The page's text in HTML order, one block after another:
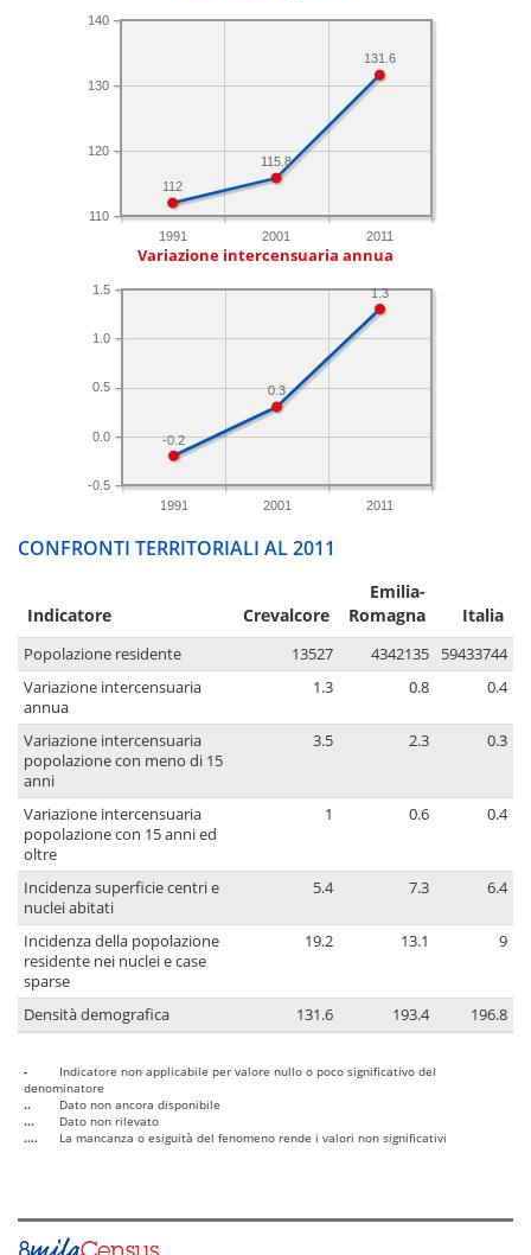
1991 2001 2011
110
120
130
140
131.6
115.8
112
Variazione intercensuaria annua
1991 2001 2011
-0.5
0.0
0.5
1.0
1.5 1.3
0.3
-0.2
CONFRONTI TERRITORIALI AL 2011
Indicatore Crevalcore
Emilia-
Romagna
Italia
Popolazione residente 13527 4342135
59433744
Variazione intercensuaria
annua
1.3 0.8 0.4
Variazione intercensuaria
popolazione con meno di 15
anni
3.5 2.3 0.3
Variazione intercensuaria
popolazione con 15 anni ed
oltre
1 0.6 0.4
Incidenza superficie centri e
nuclei abitati
5.4 7.3 6.4
Incidenza della popolazione
residente nei nuclei e case
sparse
19.2 13.1 9
Densità demografica 131.6 193.4 196.8
-
Indicatore non applicabile per valore nullo o poco significativo del
denominatore
..
Dato non ancora disponibile
...
Dato non rilevato
....
La mancanza o esiguità del fenomeno rende i valori non significativi